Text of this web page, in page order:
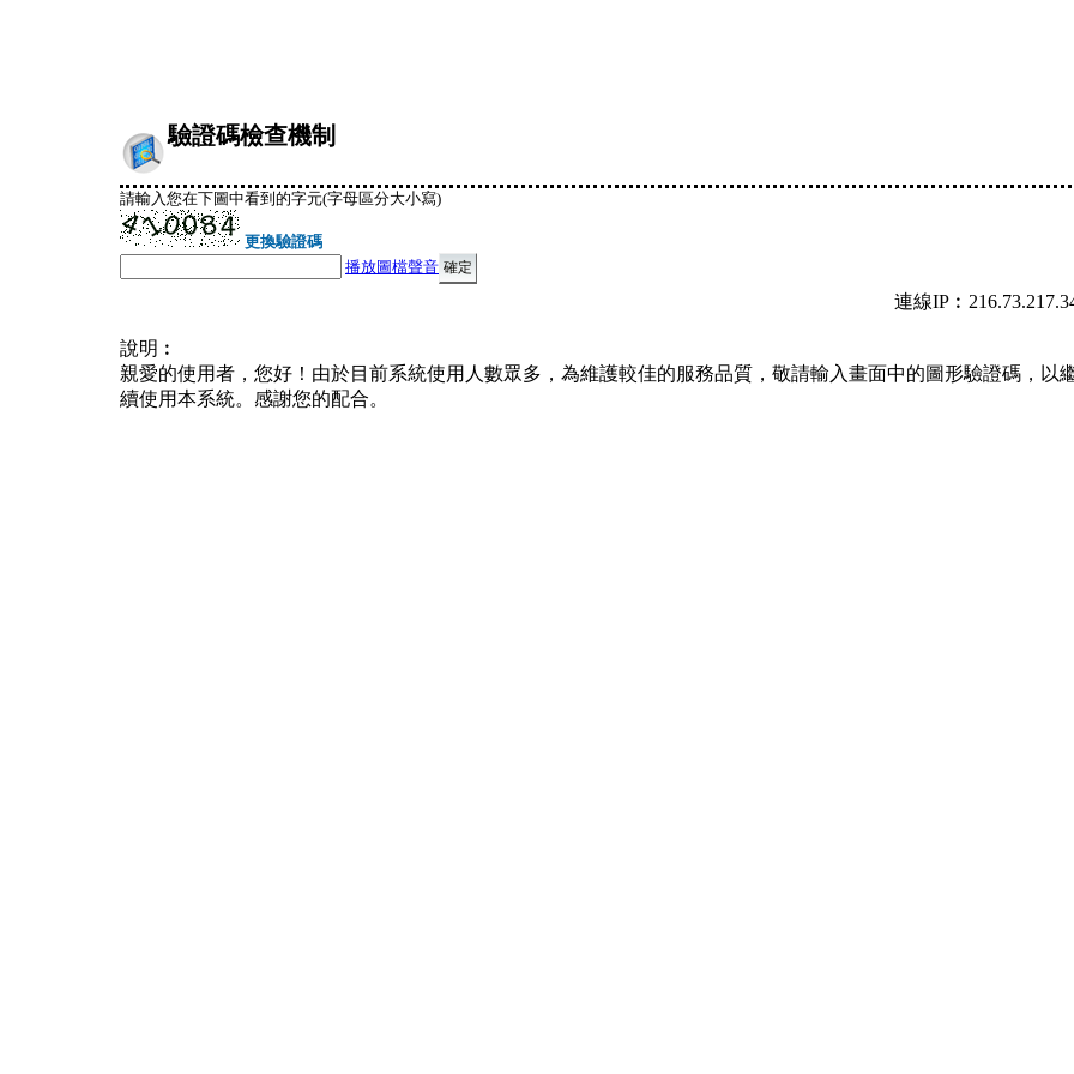
驗證碼檢查機制
請輸入您在下圖中看到的字元(字母區分大小寫)
更換驗證碼
播放圖檔聲音
連線
說明︰
親愛的使用者，您好！由於目前系統使用人數眾多，為維護較佳的服務品質，敬請輸入畫面中的圖形驗證碼，以
續使用本系統。感謝您的配合。